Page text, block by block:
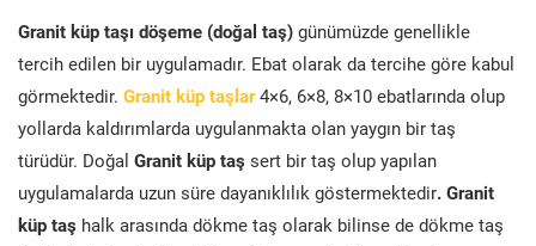
Granit küp taşı döşeme (doğal taş) günümüzde genellikle
tercih edilen bir uygulamadır. Ebat olarak da tercihe göre kabul
görmektedir. Granit küp taşlar 4×6, 6×8, 8×10 ebatlarında olup
yollarda kaldırımlarda uygulanmakta olan yaygın bir taş
türüdür. Doğal Granit küp taş sert bir taş olup yapılan
uygulamalarda uzun süre dayanıklılık göstermektedir. Granit
küp taş halk arasında dökme taş olarak bilinse de dökme taş